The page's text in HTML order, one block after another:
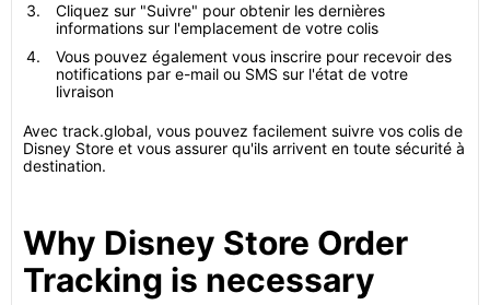
Cliquez sur "Suivre" pour obtenir les dernières
informations sur l'emplacement de votre colis
Vous pouvez également vous inscrire pour recevoir des
notifications par e-mail ou SMS sur l'état de votre
livraison
Avec track.global, vous pouvez facilement suivre vos colis de
Disney Store et vous assurer qu'ils arrivent en toute sécurité à
destination.
Why Disney Store Order
Tracking is necessary